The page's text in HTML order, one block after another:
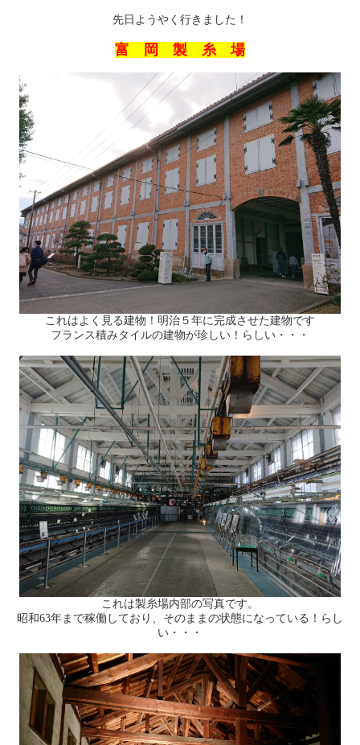
先日ようやく行きました！
富 岡 製 糸 場
これはよく見る建物！明治５年に完成させた建物です
フランス積みタイルの建物が珍しい！らしい・・・
これは製糸場内部の写真です。
昭和63年まで稼働しており、そのままの状態になっている！らし
い・・・